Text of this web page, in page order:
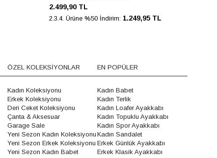
2.499,90 TL
2.3.4. Ürüne %50 İndirim: 1.249,95 TL
ÖZEL KOLEKSİYONLAR
Kadın Koleksiyonu
Erkek Koleksiyonu
Deri Ceket Koleksiyonu
Çanta & Aksesuar
Garage Sale
Yeni Sezon Kadın Koleksiyonu
Yeni Sezon Erkek Koleksiyonu
Yeni Sezon Kadın Babet
EN POPÜLER
Kadın Babet
Kadın Terlik
Kadın Loafer Ayakkabı
Kadın Topuklu Ayakkabı
Kadın Spor Ayakkabı
Kadın Sandalet
Erkek Günlük Ayakkabı
Erkek Klasik Ayakkabı